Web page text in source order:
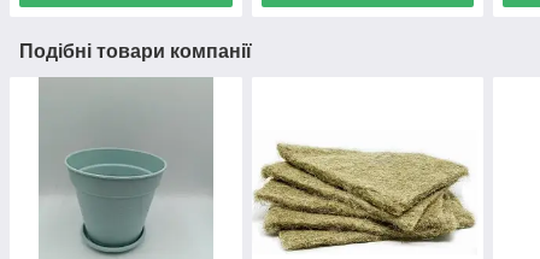
Подібні товари компанії